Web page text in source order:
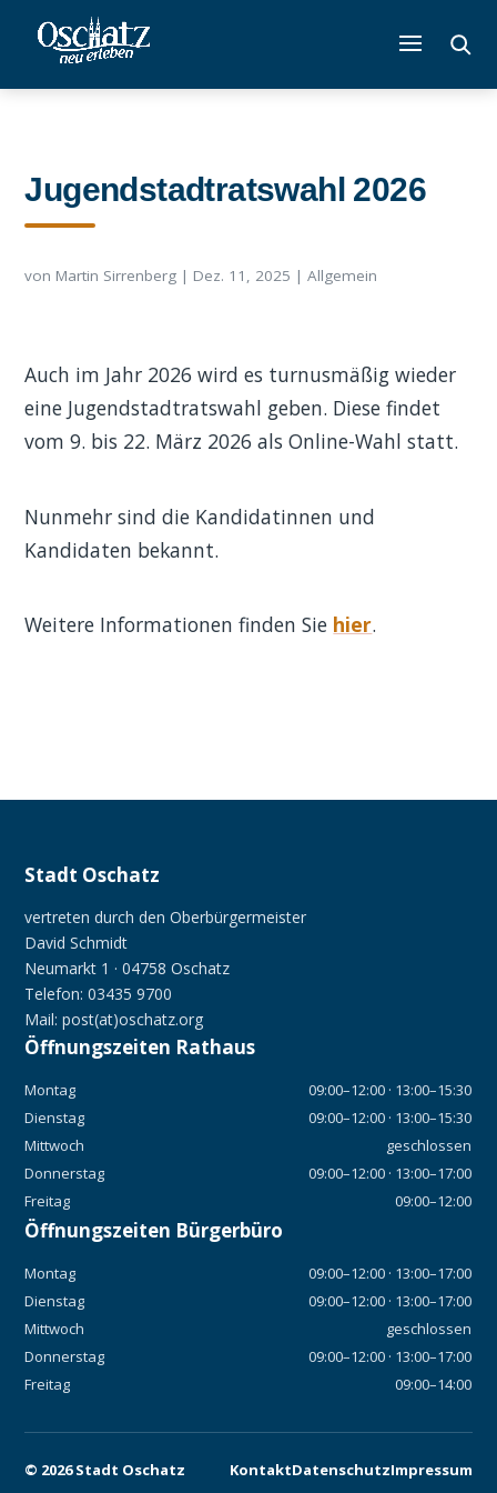
Jugendstadtratswahl 2026
von Martin Sirrenberg | Dez. 11, 2025 |Allgemein
Auch im Jahr 2026 wird es turnusmäßig wieder
eine Jugendstadtratswahl geben. Diese findet
vom 9. bis 22. März 2026 als Online-Wahl statt.
Nunmehr sind die Kandidatinnen und
Kandidaten bekannt.
Weitere Informationen finden Sie hier.
Stadt Oschatz
vertreten durch den Oberbürgermeister
David Schmidt
Neumarkt 1 · 04758 Oschatz
Telefon: 03435 9700
Mail: post(at)oschatz.org
Öffnungszeiten Rathaus
Montag
09:00–12:00 · 13:00–15:30
Dienstag
09:00–12:00 · 13:00–15:30
Mittwoch
geschlossen
Donnerstag
09:00–12:00 · 13:00–17:00
Freitag
09:00–12:00
Öffnungszeiten Bürgerbüro
Montag
09:00–12:00 · 13:00–17:00
Dienstag
09:00–12:00 · 13:00–17:00
Mittwoch
geschlossen
Donnerstag
09:00–12:00 · 13:00–17:00
Freitag
09:00–14:00
© 2026Stadt Oschatz KontaktDatenschutzImpressum